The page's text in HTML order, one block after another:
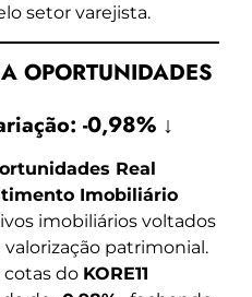
setor varejista.
OPORTUNIDADES
-0,98% ↓
Real
Imobiliário
imobiliários voltados
patrimonial.
cotas do KORE11